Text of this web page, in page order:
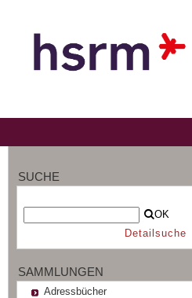
SUCHE
OK
Detailsuche
SAMMLUNGEN
Adressbücher